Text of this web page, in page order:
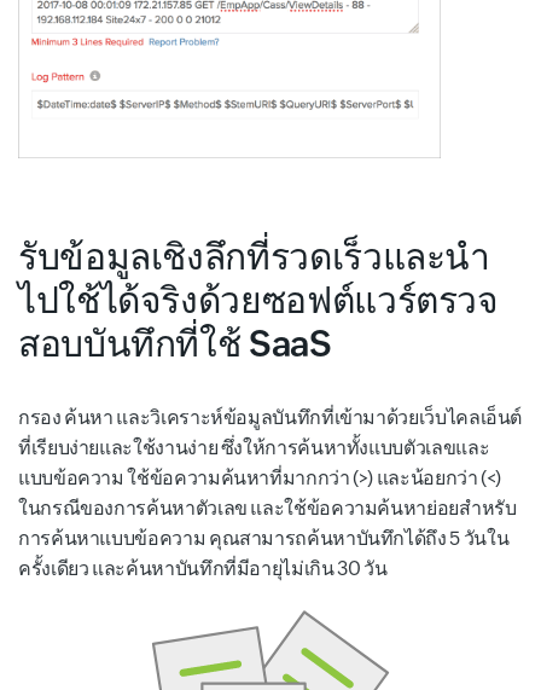
รับข้อมูลเชิงลึกที่รวดเร็วและนำ
ไปใช้ได้จริงด้วยซอฟต์แวร์ตรวจ
สอบบันทึกที่ใช้ SaaS
กรอง ค้นหา และวิเคราะห์ข้อมูลบันทึกที่เข้ามาด้วยเว็บไคลเอ็นต์
ที่เรียบง่ายและใช้งานง่าย ซึ่งให้การค้นหาทั้งแบบตัวเลขและ
แบบข้อความ ใช้ข้อความค้นหาที่มากกว่า (>) และน้อยกว่า (<)
ในกรณีของการค้นหาตัวเลข และใช้ข้อความค้นหาย่อยสำหรับ
การค้นหาแบบข้อความ คุณสามารถค้นหาบันทึกได้ถึง 5 วันใน
ครั้งเดียว และค้นหาบันทึกที่มีอายุไม่เกิน 30 วัน